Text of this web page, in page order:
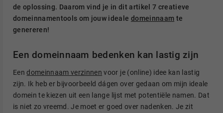
de oplossing. Daarom vind je in dit artikel 7 creatieve
domeinnamentools om jouw ideale domeinnaam te
genereren!
Een domeinnaam bedenken kan lastig zijn
Eendomeinnaam verzinnen voor je (online) idee kan lastig
zijn. Ik heb er bijvoorbeeld dágen over gedaan om mijn ideale
domein te kiezen uit een lange lijst met potentiële namen. Dat
is niet zo vreemd. Je moet er goed over nadenken. Je zit